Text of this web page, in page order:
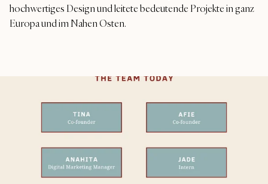
hochwertiges Design und leitete bedeutende Projekte in ganz
Europa und im Nahen Osten.